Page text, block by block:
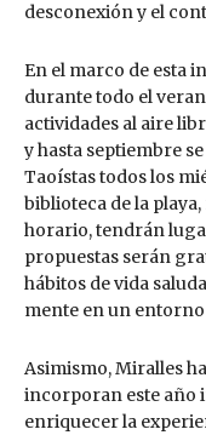
desconexión y el
En el marco de esta
durante todo el
actividades al aire
y hasta septiembre
Taoístas todos los
biblioteca de la
horario, tendrán
propuestas serán
hábitos de vida
mente en un
Asimismo, Miralles
incorporan este año
enriquecer la